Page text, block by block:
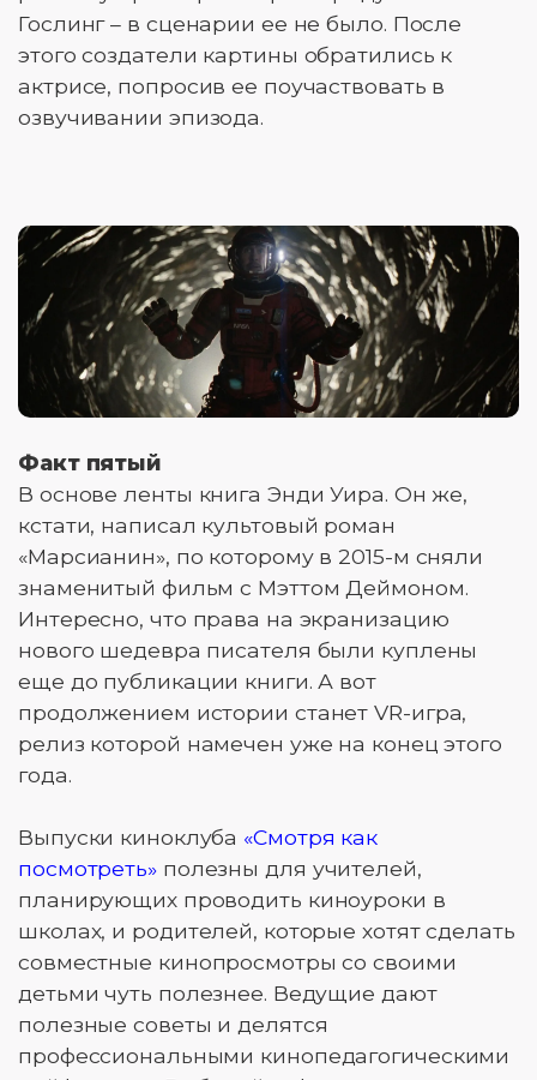
Гослинг – в сценарии ее не было. После
этого создатели картины обратились к
актрисе, попросив ее поучаствовать в
озвучивании эпизода.
Факт пятый
В основе ленты книга Энди Уира. Он же,
кстати, написал культовый роман
«Марсианин», по которому в 2015-м сняли
знаменитый фильм с Мэттом Деймоном.
Интересно, что права на экранизацию
нового шедевра писателя были куплены
еще до публикации книги. А вот
продолжением истории станет VR-игра,
релиз которой намечен уже на конец этого
года.
Выпуски киноклуба «Смотря как
посмотреть»полезны для учителей,
планирующих проводить киноуроки в
школах, и родителей, которые хотят сделать
совместные кинопросмотры со своими
детьми чуть полезнее. Ведущие дают
полезные советы и делятся
профессиональными кинопедагогическими